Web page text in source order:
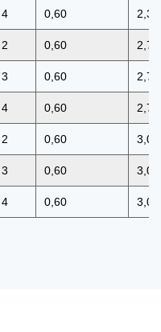
4 0,60 2,35
2 0,60 2,70
3 0,60 2,70
4 0,60 2,70
2 0,60 3,05
3 0,60 3,05
4 0,60 3,05